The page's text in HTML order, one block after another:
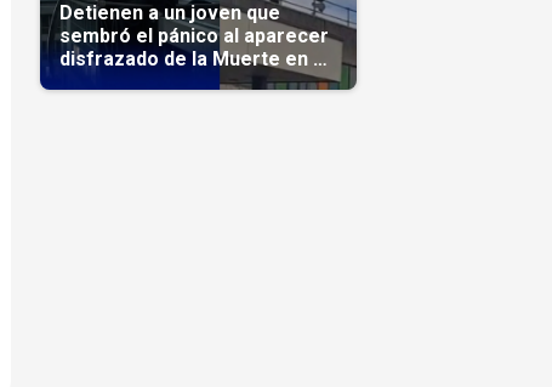
Detienen a un joven que
sembró el pánico al aparecer
disfrazado de la Muerte en un